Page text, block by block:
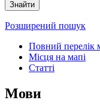
Розширений пошук
Повний перелік
Місця на мапі
Статті
Мови